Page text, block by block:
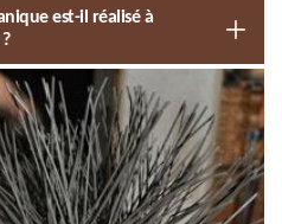
est-il réalisé à